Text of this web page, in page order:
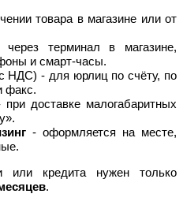
товара в магазине или от
терминал в магазине,
и смарт-часы.
НДС) - для юрлиц по счёту, по
факс.
при доставке малогабаритных
- оформляется на месте,
или кредита нужен только
.